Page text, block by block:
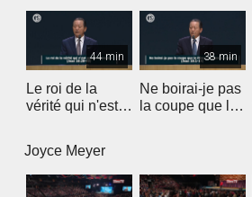
44 min
Le roi de la
vérité qui n'est
38 min
Ne boirai-je pas
la coupe que le
Joyce Meyer